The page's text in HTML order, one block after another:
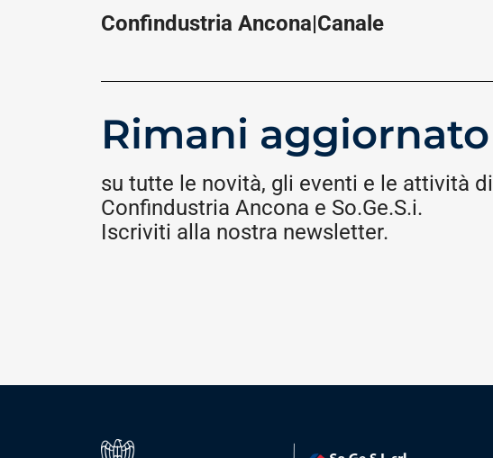
Confindustria Ancona|Canale
Rimani aggiornato
su tutte le novità, gli eventi e le attività di
Confindustria Ancona e So.Ge.S.i.
Iscriviti alla nostra newsletter.